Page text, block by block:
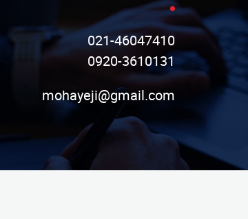
021-46047410
0920-3610131
mohayeji@gmail.com